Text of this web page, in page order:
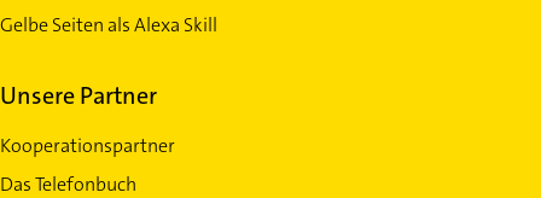
Gelbe Seiten als Alexa Skill
Unsere Partner
Kooperationspartner
Das Telefonbuch